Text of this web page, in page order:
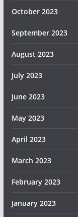
October 2023
September 2023
August 2023
July 2023
June 2023
May 2023
April 2023
March 2023
February 2023
January 2023